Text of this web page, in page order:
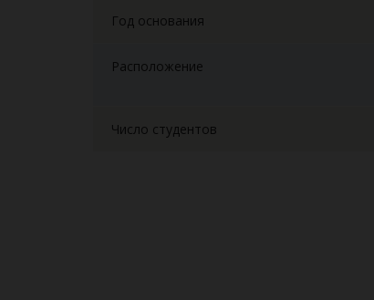
Год основания
Расположение
Число студентов